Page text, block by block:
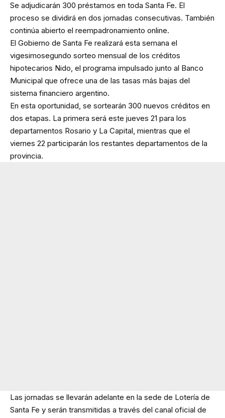
Se adjudicarán 300 préstamos en toda Santa Fe. El
proceso se dividirá en dos jornadas consecutivas. También
continúa abierto el reempadronamiento online.
El Gobierno de Santa Fe realizará esta semana el
vigesimosegundo sorteo mensual de los créditos
hipotecarios Nido, el programa impulsado junto al Banco
Municipal que ofrece una de las tasas más bajas del
sistema financiero argentino.
En esta oportunidad, se sortearán 300 nuevos créditos en
dos etapas. La primera será este jueves 21 para los
departamentos Rosario y La Capital, mientras que el
viernes 22 participarán los restantes departamentos de la
provincia.
Las jornadas se llevarán adelante en la sede de Lotería de
Santa Fe y serán transmitidas a través del canal oficial de